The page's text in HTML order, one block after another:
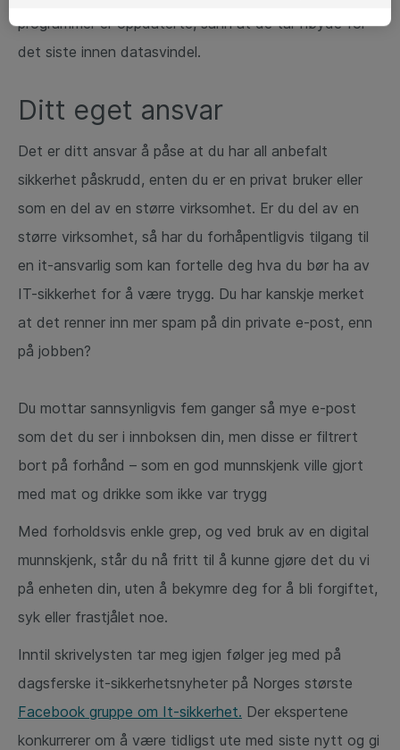
programmer er oppdaterte, sånn at de tar høyde for
det siste innen datasvindel.
Ditt eget ansvar
Det er ditt ansvar å påse at du har all anbefalt
sikkerhet påskrudd, enten du er en privat bruker eller
som en del av en større virksomhet. Er du del av en
større virksomhet, så har du forhåpentligvis tilgang til
en it-ansvarlig som kan fortelle deg hva du bør ha av
IT-sikkerhet for å være trygg. Du har kanskje merket
at det renner inn mer spam på din private e-post, enn
på jobben?
Du mottar sannsynligvis fem ganger så mye e-post
som det du ser i innboksen din, men disse er filtrert
bort på forhånd – som en god munnskjenk ville gjort
med mat og drikke som ikke var trygg
Med forholdsvis enkle grep, og ved bruk av en digital
munnskjenk, står du nå fritt til å kunne gjøre det du vi
på enheten din, uten å bekymre deg for å bli forgiftet,
syk eller frastjålet noe.
Inntil skrivelysten tar meg igjen følger jeg med på
dagsferske it-sikkerhetsnyheter på Norges største
Facebook gruppe om It-sikkerhet. Der ekspertene
konkurrerer om å være tidligst ute med siste nytt og gi